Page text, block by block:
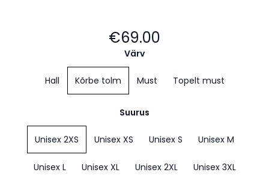
€69.00
Värv
Hall Kõrbe tolm Must Topelt must
Suurus
Unisex 2XS Unisex XS Unisex S Unisex M
Unisex L Unisex XL Unisex 2XL Unisex 3XL